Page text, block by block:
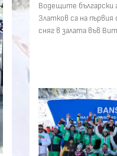
Водещите български
Златков са на
сняг в залата във